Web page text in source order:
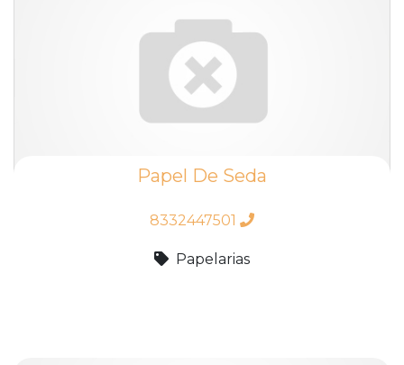
Papel De Seda
8332447501
Papelarias